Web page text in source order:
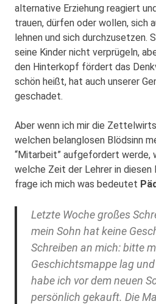
alternative Erziehung reagiert
trauen, dürfen oder wollen, sich
lehnen und sich durchzusetzen.
seine Kinder nicht verprügeln,
den Hinterkopf fördert das
schön heißt, hat auch unserer
geschadet.
Aber wenn ich mir die
welchen belanglosen Blödsinn
“Mitarbeit” aufgefordert werde,
welche Zeit der Lehrer in
frage ich mich was bedeutet
Letzte Woche großes
mein Sohn hat keine
Schreiben an mich: bitte
Geschichtsmappe lag
habe ich vor dem neuen
persönlich gekauft. Die